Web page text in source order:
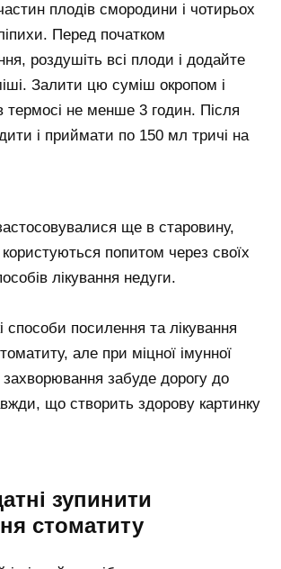
плодів смородини і чотирьох
Перед початком
роздушіть всі плоди і додайте
Залити цю суміш окропом і
термосі не менше 3 годин. Після
і приймати по 150 мл тричі на
ще в старовину,
попитом через своїх
лікування недуги.
способи посилення та лікування
але при міцної імунної
забуде дорогу до
що створить здорову картинку
зупинити
стоматиту